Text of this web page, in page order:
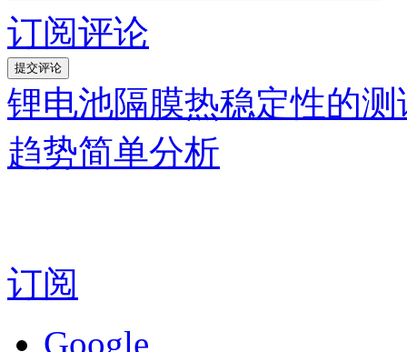
订阅评论
锂电池隔膜热稳定性的测
趋势简单分析
订阅
Google